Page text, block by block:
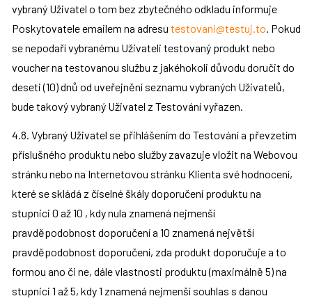
vybraný Uživatel o tom bez zbytečného odkladu informuje
Poskytovatele emailem na adresu testovani@testuj.to. Pokud
se nepodaří vybranému Uživateli testovaný produkt nebo
voucher na testovanou službu z jakéhokoli důvodu doručit do
deseti (10) dnů od uveřejnění seznamu vybraných Uživatelů,
bude takový vybraný Uživatel z Testování vyřazen.
4.8. Vybraný Uživatel se přihlášením do Testování a převzetím
příslušného produktu nebo služby zavazuje vložit na Webovou
stránku nebo na Internetovou stránku Klienta své hodnocení,
které se skládá z číselné škály doporučení produktu na
stupnici 0 až 10 , kdy nula znamená nejmenší
pravděpodobnost doporučení a 10 znamená největší
pravděpodobnost doporučení, zda produkt doporučuje a to
formou ano či ne, dále vlastnosti produktu (maximálně 5) na
stupnici 1 až 5, kdy 1 znamená nejmenší souhlas s danou